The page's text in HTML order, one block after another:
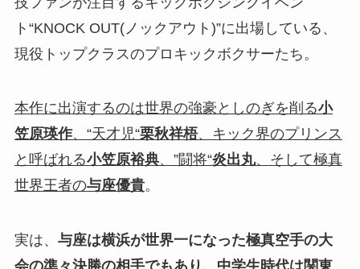
ト“KNOCK OUT(ノックアウト)”に出場している、
現役トップクラスのプロキックボクサーたち。
本作に出演するのは世界の強豪としのぎを削る小
笠原瑛作、“天才児“栗秋祥梧、キック界のプリンス
と呼ばれる小笠原裕典、”闘将“炎出丸、そして極真
世界王者の与座優貴。
実は、 与座は横浜が世界一になった極真空手の大